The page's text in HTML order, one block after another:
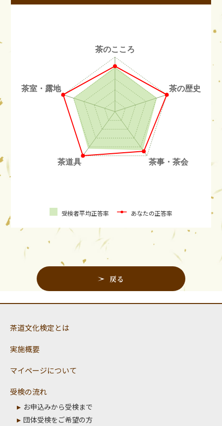
受検者平均正答率 あなたの正答率
戻る
茶道文化検定とは
実施概要
マイページについて
受検の流れ
お申込みから受検まで
団体受検をご希望の方